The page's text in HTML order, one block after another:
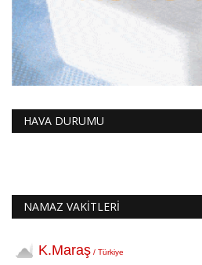
HAVA DURUMU
NAMAZ VAKİTLERİ